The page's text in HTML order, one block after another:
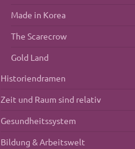
Made in Korea
The Scarecrow
Gold Land
Historiendramen
Zeit und Raum sind relativ
Gesundheitssystem
Bildung & Arbeitswelt